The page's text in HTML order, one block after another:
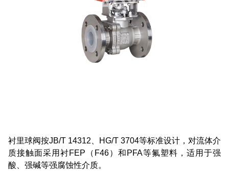
衬里球阀按JB/T 14312、HG/T 3704等标准设计，对流体介
质接触面采用衬FEP（F46）和PFA等氟塑料，适用于强
酸、强碱等强腐蚀性介质。